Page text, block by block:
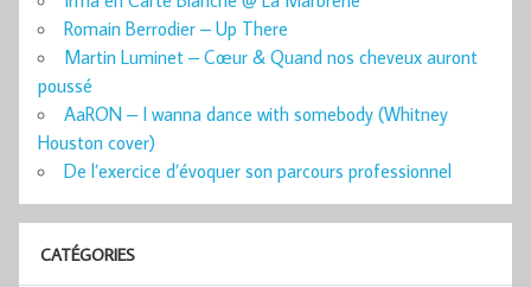
Romain Berrodier – Up There
Martin Luminet – Cœur & Quand nos cheveux auront
poussé
AaRON – I wanna dance with somebody (Whitney
Houston cover)
De l’exercice d’évoquer son parcours professionnel
CATÉGORIES